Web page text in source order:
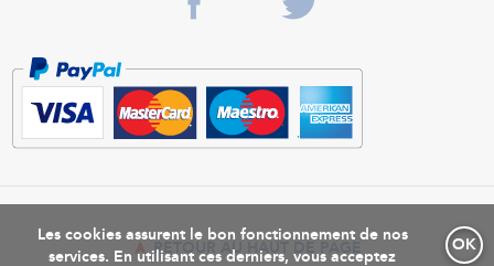
Les cookies assurent le bon fonctionnement de nos
services. En utilisant ces derniers, vous acceptez
OK
RETOUR AU HAUT DE PAGE